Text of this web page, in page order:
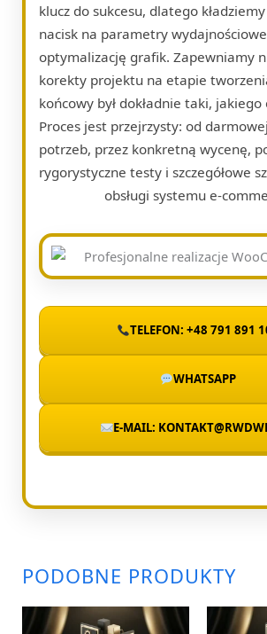
klucz do sukcesu, dlatego
nacisk na parametry
optymalizację grafik. Zapewniamy
korekty projektu na etapie
końcowy był dokładnie taki, jakiego
Proces jest przejrzysty: od
potrzeb, przez konkretną wycenę,
rygorystyczne testy i szczegółowe
obsługi systemu e-
TELEFON: +48 791 891
WHATSAPP
E-MAIL:
PODOBNE PRODUKTY